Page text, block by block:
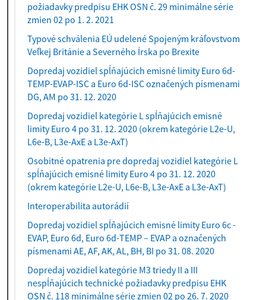
požiadavky predpisu EHK OSN č. 29 minimálne série
zmien 02 po 1. 2. 2021
Typové schválenia EÚ udelené Spojeným kráľovstvom
Veľkej Británie a Severného Írska po Brexite
Dopredaj vozidiel spĺňajúcich emisné limity Euro 6d-
TEMP-EVAP-ISC a Euro 6d-ISC označených písmenami
DG, AM po 31. 12. 2020
Dopredaj vozidiel kategórie L spĺňajúcich emisné
limity Euro 4 po 31. 12. 2020 (okrem kategórie L2e-U,
L6e-B, L3e-AxE a L3e-AxT)
Osobitné opatrenia pre dopredaj vozidiel kategórie L
spĺňajúcich emisné limity Euro 4 po 31. 12. 2020
(okrem kategórie L2e-U, L6e-B, L3e-AxE a L3e-AxT)
Interoperabilita autorádií
Dopredaj vozidiel spĺňajúcich emisné limity Euro 6c -
EVAP, Euro 6d, Euro 6d-TEMP – EVAP a označených
písmenami AE, AF, AK, AL, BH, BI po 31. 08. 2020
Dopredaj vozidiel kategórie M3 triedy II a III
nespĺňajúcich technické požiadavky predpisu EHK
OSN č. 118 minimálne série zmien 02 po 26. 7. 2020